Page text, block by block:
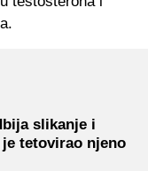
slikanje i
tetovirao njeno